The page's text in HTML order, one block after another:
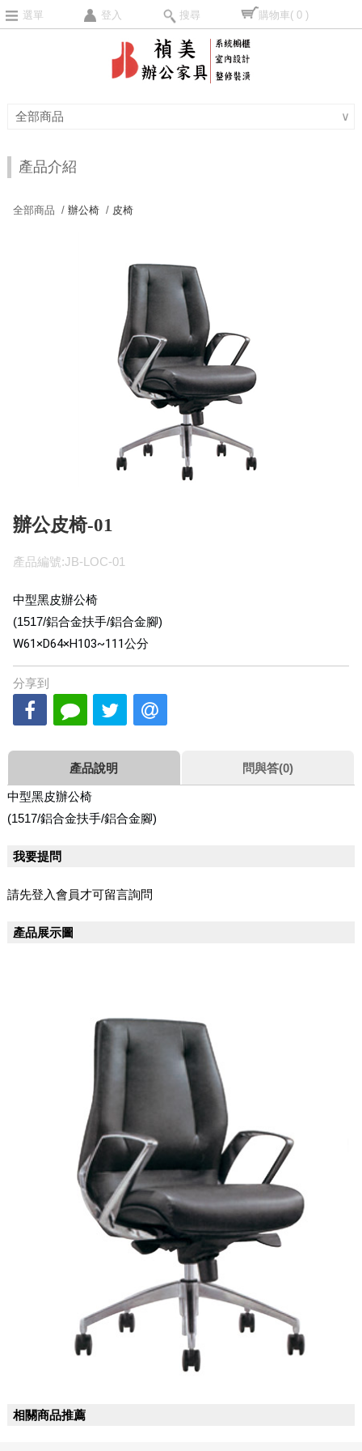
選單 登入 搜尋 購物車( 0 )
全部商品 ∨
產品介紹
全部商品 /辦公椅 / 皮椅
辦公皮椅-01
產品編號:JB-LOC-01
中型黑皮辦公椅
(1517/鋁合金扶手/鋁合金腳)
W61×D64×H103~111公分
分享到
產品說明 問與答(0)
中型黑皮辦公椅
(1517/鋁合金扶手/鋁合金腳)
我要提問
請先登入會員才可留言詢問
產品展示圖
相關商品推薦